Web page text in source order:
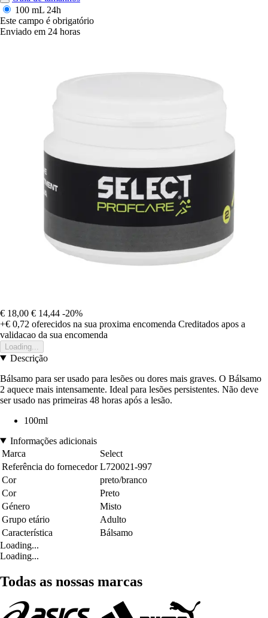
100 mL 24h
Este campo é obrigatório
Enviado em 24 horas
€ 18,00 € 14,44 -20%
+€ 0,72 oferecidos na sua proxima encomenda Creditados apos a
validacao da sua encomenda
Loading...
Descrição
Bálsamo para ser usado para lesões ou dores mais graves. O Bálsamo
2 aquece mais intensamente. Ideal para lesões persistentes. Não deve
ser usado nas primeiras 48 horas após a lesão.
100ml
Informações adicionais
Marca
Select
Referência do fornecedor L720021-997
Cor
preto/branco
Cor
Preto
Género
Misto
Grupo etário
Adulto
Característica
Bálsamo
Loading...
Loading...
Todas as nossas marcas